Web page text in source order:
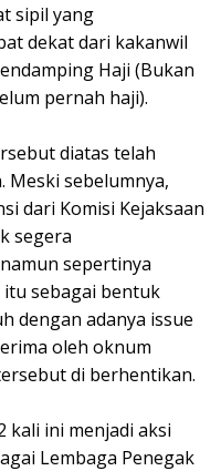
sipil yang
dekat dari kakanwil
Haji (Bukan
pernah haji).
diatas telah
Meski sebelumnya,
dari Komisi Kejaksaan
segera
sepertinya
sebagai bentuk
dengan adanya issue
oleh oknum
di berhentikan.
kali ini menjadi aksi
Lembaga Penegak